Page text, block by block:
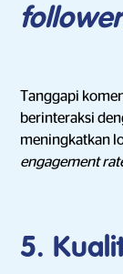
Tanggapi
berinteraksi
meningkatkan
engagement
5.